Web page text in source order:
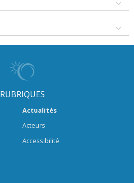
RUBRIQUES
Actualités
Acteurs
Accessibilité